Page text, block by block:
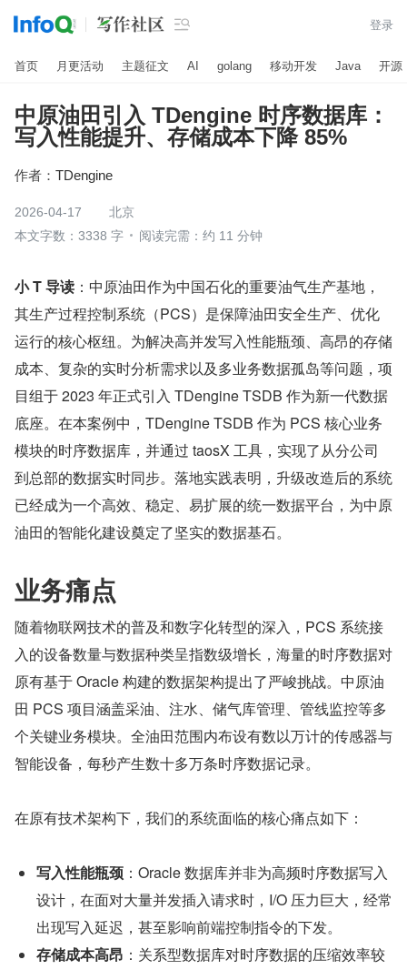
 登录
首页 月更活动 主题征文 AI golang 移动开发 Java 开源
中原油田引入 TDengine 时序数据库：
写入性能提升、存储成本下降 85%
作者： TDengine
2026-04-17
北京
本文字数：3338 字
阅读完需：约 11 分钟
小 T 导读 ：中原油田作为中国石化的重要油气生产基地，
其生产过程控制系统（PCS）是保障油田安全生产、优化
运行的核心枢纽。为解决高并发写入性能瓶颈、高昂的存储
成本、复杂的实时分析需求以及多业务数据孤岛等问题，项
目组于 2023 年正式引入 TDengine TSDB 作为新一代数据
底座。在本案例中，TDengine TSDB 作为 PCS 核心业务
模块的时序数据库，并通过 taosX 工具，实现了从分公司
到总部的数据实时同步。落地实践表明，升级改造后的系统
已经成为一个高效、稳定、易扩展的统一数据平台，为中原
油田的智能化建设奠定了坚实的数据基石。
业务痛点
随着物联网技术的普及和数字化转型的深入，PCS 系统接
入的设备数量与数据种类呈指数级增长，海量的时序数据对
原有基于 Oracle 构建的数据架构提出了严峻挑战。中原油
田 PCS 项目涵盖采油、注水、储气库管理、管线监控等多
个关键业务模块。全油田范围内布设有数以万计的传感器与
智能设备，每秒产生数十多万条时序数据记录。
在原有技术架构下，我们的系统面临的核心痛点如下：
写入性能瓶颈 ：Oracle 数据库并非为高频时序数据写入
设计，在面对大量并发插入请求时，I/O 压力巨大，经常
出现写入延迟，甚至影响前端控制指令的下发。
存储成本高昂 ：关系型数据库对时序数据的压缩效率较